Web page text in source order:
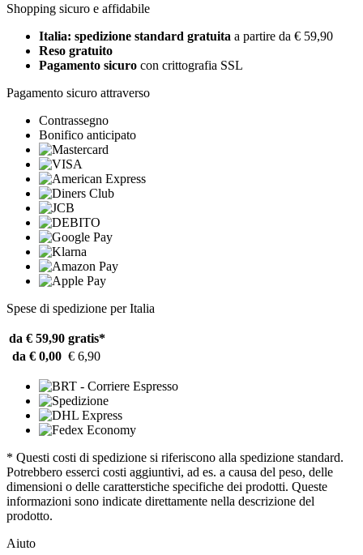
Shopping sicuro e affidabile
Italia: spedizione standard gratuita a partire da € 59,90
Reso gratuito
Pagamento sicuro con crittografia SSL
Pagamento sicuro attraverso
Contrassegno
Bonifico anticipato
Spese di spedizione per Italia
da € 59,90 gratis*
da € 0,00 € 6,90
* Questi costi di spedizione si riferiscono alla spedizione standard.
Potrebbero esserci costi aggiuntivi, ad es. a causa del peso, delle
dimensioni o delle caratterstiche specifiche dei prodotti. Queste
informazioni sono indicate direttamente nella descrizione del
prodotto.
Aiuto